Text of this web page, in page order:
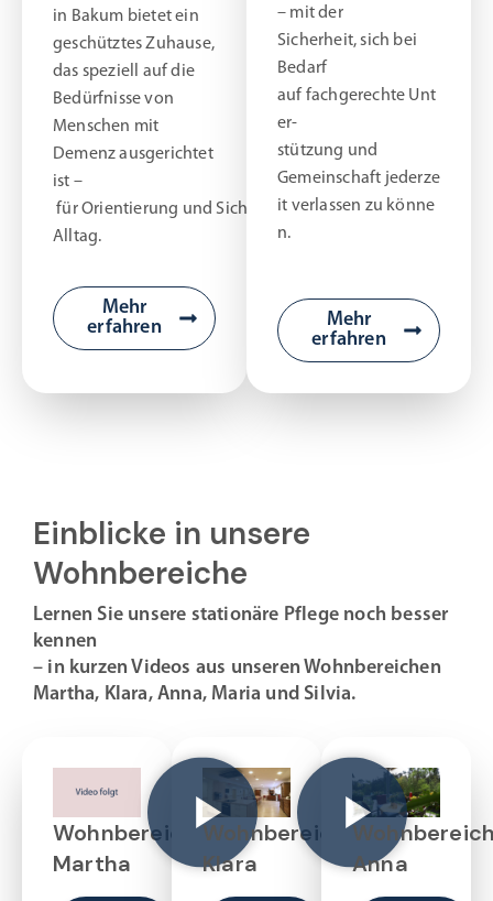
in Bakum bietet ein
geschütztes Zuhause,
das speziell auf die
Bedürfnisse von
Menschen mit
Demenz ausgerichtet
ist –
für Orientierung und Sicherheit im
Alltag.
Mehr
erfahren
– mit der
Sicherheit, sich bei
Bedarf
auf fachgerechte Unt
er-
stützung und
Gemeinschaft jederze
it verlassen zu könne
n.
Mehr
erfahren
Einblicke in unsere
Wohnbereiche
Lernen Sie unsere stationäre Pflege noch besser
kennen
– in kurzen Videos aus unseren Wohnbereichen
Martha, Klara, Anna, Maria und Silvia.
Wohnbereich
Martha
Wohnbereich
Klara
Anna